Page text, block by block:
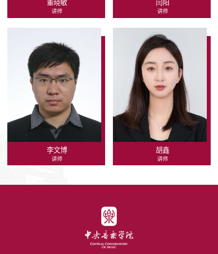
董晓敏
讲师
闫阳
讲师
李文博
讲师
胡鑫
讲师